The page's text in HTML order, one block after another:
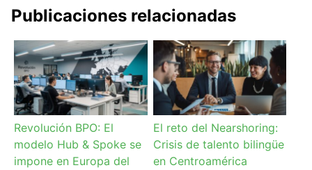
Publicaciones relacionadas
Revolución BPO: El
modelo Hub & Spoke se
impone en Europa del
El reto del Nearshoring:
Crisis de talento bilingüe
en Centroamérica